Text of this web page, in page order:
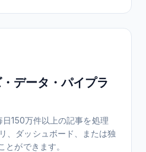
データ・パイプラ
150万件以上の記事を処理
、ダッシュボード、または独
とができます。